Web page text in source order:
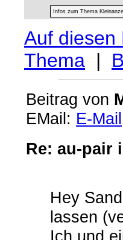
Infos zum Thema
Auf diesen
Thema |
Beitrag von
EMail: E-Mail
Re: au-pair
Hey
lassen
Ich und